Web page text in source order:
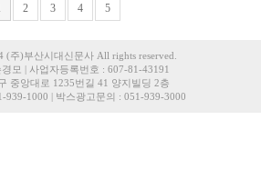
2 3 4 5
(주)부산시대신문사 All rights reserved.
모 | 사업자등록번호 : 607-81-43191
중앙대로 1235번길 41 양지빌딩 2층
939-1000 | 박스광고문의 : 051-939-3000